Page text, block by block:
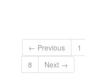
← Previous 1
8
Next →